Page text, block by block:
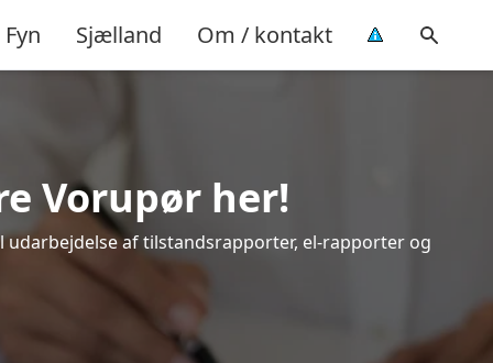
Fyn Sjælland Om / kontakt
Vorupør her!
af tilstandsrapporter, el-rapporter og